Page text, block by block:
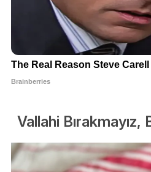
Vallahi Bırakmayız,